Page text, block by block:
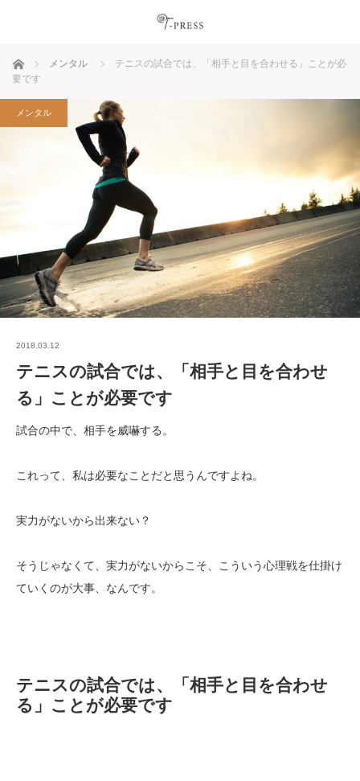
ホーム メンタル
テニスの試合では、「相手と目を合わせる」ことが必
要です
メンタル
2018.03.12
テニスの試合では、「相手と目を合わせ
る」ことが必要です
試合の中で、相手を威嚇する。
これって、私は必要なことだと思うんですよね。
実力がないから出来ない？
そうじゃなくて、実力がないからこそ、こういう心理戦を仕掛け
ていくのが大事、なんです。
テニスの試合では、「相手と目を合わせ
る」ことが必要です